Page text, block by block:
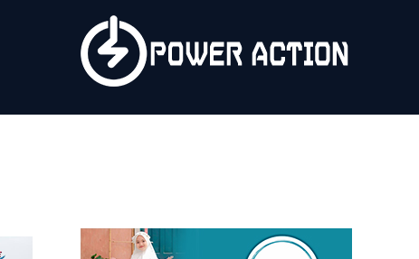
Service Plus
Workshop Ekspor
About Us